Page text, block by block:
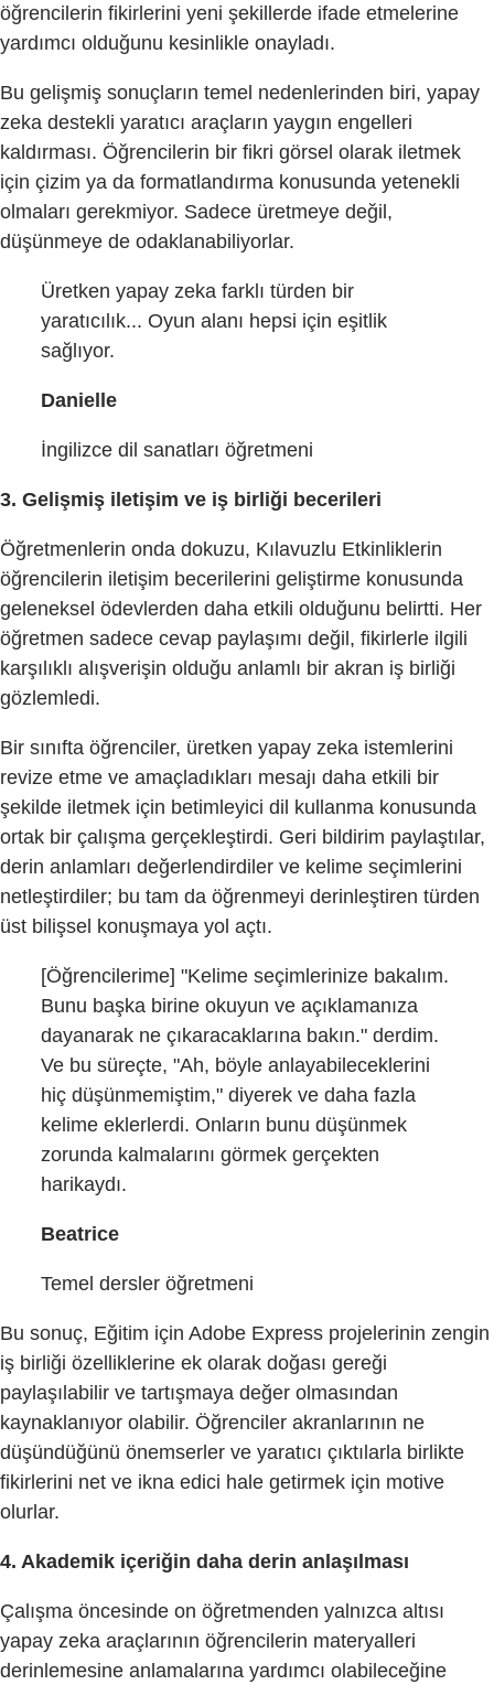
öğrencilerin fikirlerini yeni şekillerde ifade etmelerine
yardımcı olduğunu kesinlikle onayladı.
Bu gelişmiş sonuçların temel nedenlerinden biri, yapay
zeka destekli yaratıcı araçların yaygın engelleri
kaldırması. Öğrencilerin bir fikri görsel olarak iletmek
için çizim ya da formatlandırma konusunda yetenekli
olmaları gerekmiyor. Sadece üretmeye değil,
düşünmeye de odaklanabiliyorlar.
Üretken yapay zeka farklı türden bir
yaratıcılık... Oyun alanı hepsi için eşitlik
sağlıyor.
Danielle
İngilizce dil sanatları öğretmeni
3. Gelişmiş iletişim ve iş birliği becerileri
Öğretmenlerin onda dokuzu, Kılavuzlu Etkinliklerin
öğrencilerin iletişim becerilerini geliştirme konusunda
geleneksel ödevlerden daha etkili olduğunu belirtti. Her
öğretmen sadece cevap paylaşımı değil, fikirlerle ilgili
karşılıklı alışverişin olduğu anlamlı bir akran iş birliği
gözlemledi.
Bir sınıfta öğrenciler, üretken yapay zeka istemlerini
revize etme ve amaçladıkları mesajı daha etkili bir
şekilde iletmek için betimleyici dil kullanma konusunda
ortak bir çalışma gerçekleştirdi. Geri bildirim paylaştılar,
derin anlamları değerlendirdiler ve kelime seçimlerini
netleştirdiler; bu tam da öğrenmeyi derinleştiren türden
üst bilişsel konuşmaya yol açtı.
[Öğrencilerime] "Kelime seçimlerinize bakalım.
Bunu başka birine okuyun ve açıklamanıza
dayanarak ne çıkaracaklarına bakın." derdim.
Ve bu süreçte, "Ah, böyle anlayabileceklerini
hiç düşünmemiştim," diyerek ve daha fazla
kelime eklerlerdi. Onların bunu düşünmek
zorunda kalmalarını görmek gerçekten
harikaydı.
Beatrice
Temel dersler öğretmeni
Bu sonuç, Eğitim için Adobe Express projelerinin zengin
iş birliği özelliklerine ek olarak doğası gereği
paylaşılabilir ve tartışmaya değer olmasından
kaynaklanıyor olabilir. Öğrenciler akranlarının ne
düşündüğünü önemserler ve yaratıcı çıktılarla birlikte
fikirlerini net ve ikna edici hale getirmek için motive
olurlar.
4. Akademik içeriğin daha derin anlaşılması
Çalışma öncesinde on öğretmenden yalnızca altısı
yapay zeka araçlarının öğrencilerin materyalleri
derinlemesine anlamalarına yardımcı olabileceğine